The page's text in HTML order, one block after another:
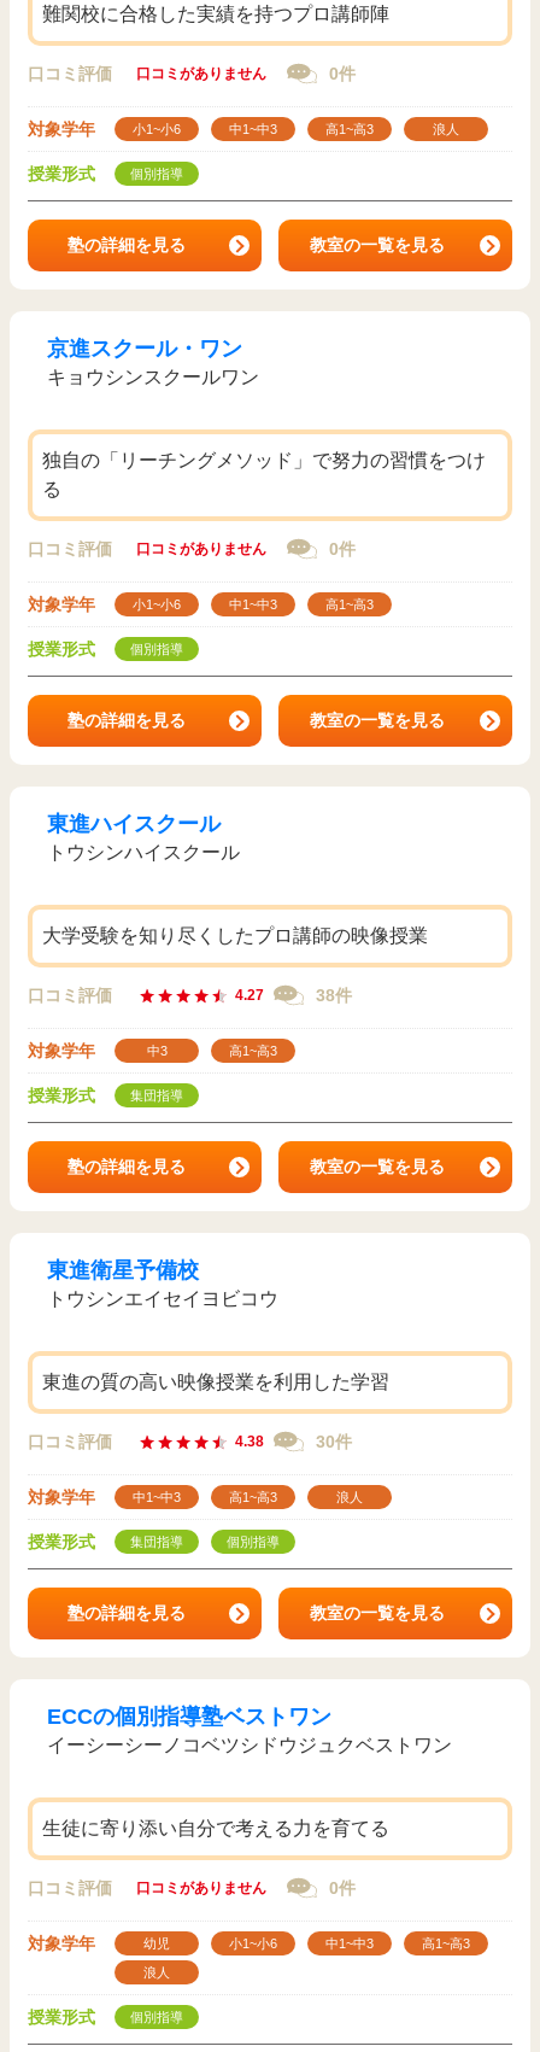
難関校に合格した実績を持つプロ講師陣
口コミ評価 口コミがありません 0件
対象学年 小1~小6 中1~中3 高1~高3 浪人
授業形式 個別指導
塾の詳細を見る 教室の一覧を見る
京進スクール・ワン
キョウシンスクールワン
独自の「リーチングメソッド」で努力の習慣をつけ
る
口コミ評価 口コミがありません 0件
対象学年 小1~小6 中1~中3 高1~高3
授業形式 個別指導
塾の詳細を見る 教室の一覧を見る
東進ハイスクール
トウシンハイスクール
大学受験を知り尽くしたプロ講師の映像授業
口コミ評価 4.27 38件
対象学年 中3 高1~高3
授業形式 集団指導
塾の詳細を見る 教室の一覧を見る
東進衛星予備校
トウシンエイセイヨビコウ
東進の質の高い映像授業を利用した学習
口コミ評価 4.38 30件
対象学年 中1~中3 高1~高3 浪人
授業形式 集団指導 個別指導
塾の詳細を見る 教室の一覧を見る
ECCの個別指導塾ベストワン
イーシーシーノコベツシドウジュクベストワン
生徒に寄り添い自分で考える力を育てる
口コミ評価 口コミがありません 0件
対象学年 幼児 小1~小6 中1~中3
高1~高3
浪人
授業形式 個別指導